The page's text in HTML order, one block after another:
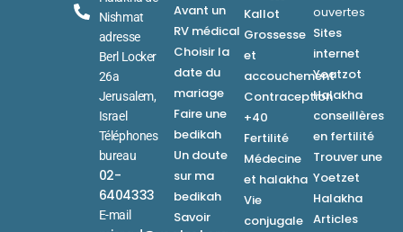
Nishmat
adresse
Berl Locker
26a
Jerusalem,
Israel
Téléphones
bureau
02-
6404333
E-mail
Avant un
RV médical
Choisir la
date du
mariage
Faire une
bedikah
Un doute
sur ma
bedikah
Savoir
Kallot
Grossesse
et
accouchement
Contraception
+40
Fertilité
Médecine
et halakha
Vie
conjugale
ouvertes
Sites
internet
Yoatzot
Halakha
conseillères
en fertilité
Trouver une
Yoetzet
Halakha
Articles